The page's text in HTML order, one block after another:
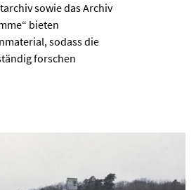
sowie das Archiv
bieten
sodass die
forschen